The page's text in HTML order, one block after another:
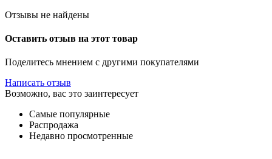
Отзывы не найдены
Оставить отзыв на этот товар
Поделитесь мнением с другими покупателями
Написать отзыв
Возможно, вас это заинтересует
Самые популярные
Распродажа
Недавно просмотренные